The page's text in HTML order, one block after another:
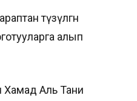
түзүлгөн
алып
Хамад Аль Тани